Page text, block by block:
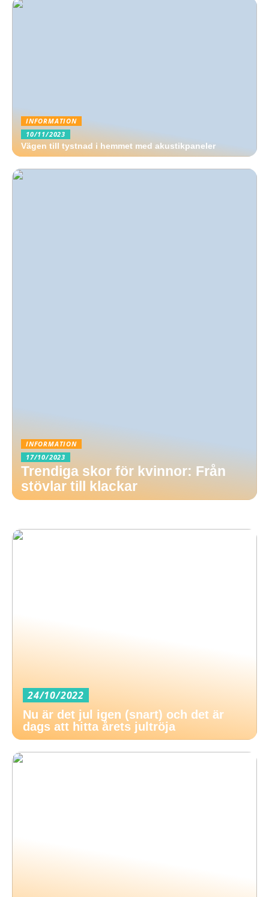
INFORMATION
10/11/2023
Vägen till tystnad i hemmet med akustikpaneler
INFORMATION
17/10/2023
Trendiga skor för kvinnor: Från
stövlar till klackar
24/10/2022
Nu är det jul igen (snart) och det är
dags att hitta årets jultröja